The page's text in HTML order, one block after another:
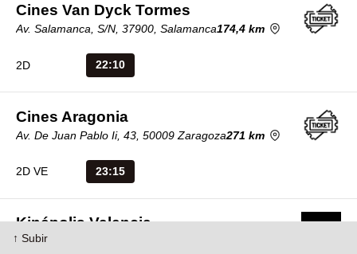
Cines Van Dyck Tormes
Av. Salamanca, S/N, 37900, Salamanca174,4 km
2D 22:10
Cines Aragonia
Av. De Juan Pablo Ii, 43, 50009 Zaragoza271 km
2D VE 23:15
Kinépolis Valencia
↑ Subir